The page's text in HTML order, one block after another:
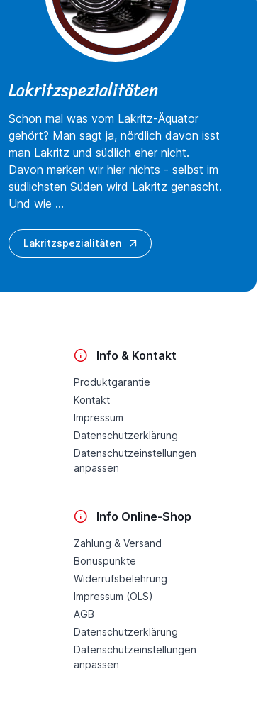
Lakritzspezialitäten
Schon mal was vom Lakritz-Äquator
gehört? Man sagt ja, nördlich davon isst
man Lakritz und südlich eher nicht.
Davon merken wir hier nichts - selbst im
südlichsten Süden wird Lakritz genascht.
Und wie ...
Lakritzspezialitäten
Info & Kontakt
Produktgarantie
Kontakt
Impressum
Datenschutzerklärung
Datenschutzeinstellungen
anpassen
Info Online-Shop
Zahlung & Versand
Bonuspunkte
Widerrufsbelehrung
Impressum (OLS)
AGB
Datenschutzerklärung
Datenschutzeinstellungen
anpassen